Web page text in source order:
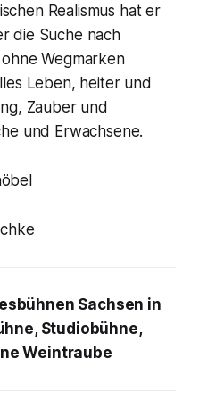
Realismus hat er
die Suche nach
Wegmarken
Leben, heiter und
Zauber und
und Erwachsene.
Sachsen in
Studiobühne,
Weintraube